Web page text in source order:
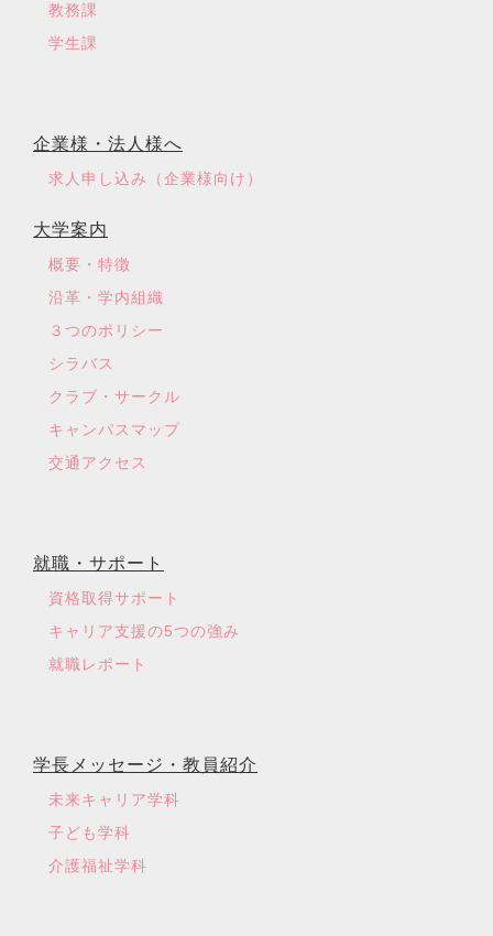
教務課
学生課
企業様・法人様へ
求人申し込み（企業様向け）
大学案内
概要・特徴
沿革・学内組織
３つのポリシー
シラバス
クラブ・サークル
キャンパスマップ
交通アクセス
就職・サポート
資格取得サポート
キャリア支援の5つの強み
就職レポート
学長メッセージ・教員紹介
未来キャリア学科
子ども学科
介護福祉学科